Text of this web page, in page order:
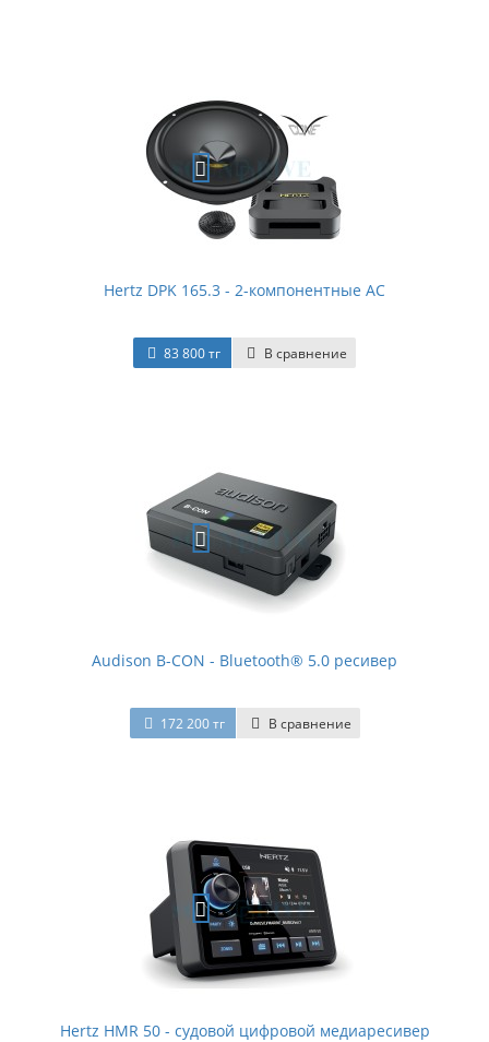
Hertz DPK 165.3 - 2-компонентные АС
83 800 тг В сравнение
Audison B-CON - Bluetooth® 5.0 ресивер
172 200 тг В сравнение
Hertz HMR 50 - судовой цифровой медиаресивер